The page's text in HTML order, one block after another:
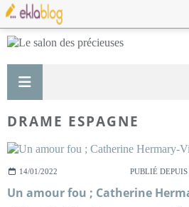
DRAME ESPAGNE
14/01/2022 PUBLIÉ
Un amour fou ; Catherine